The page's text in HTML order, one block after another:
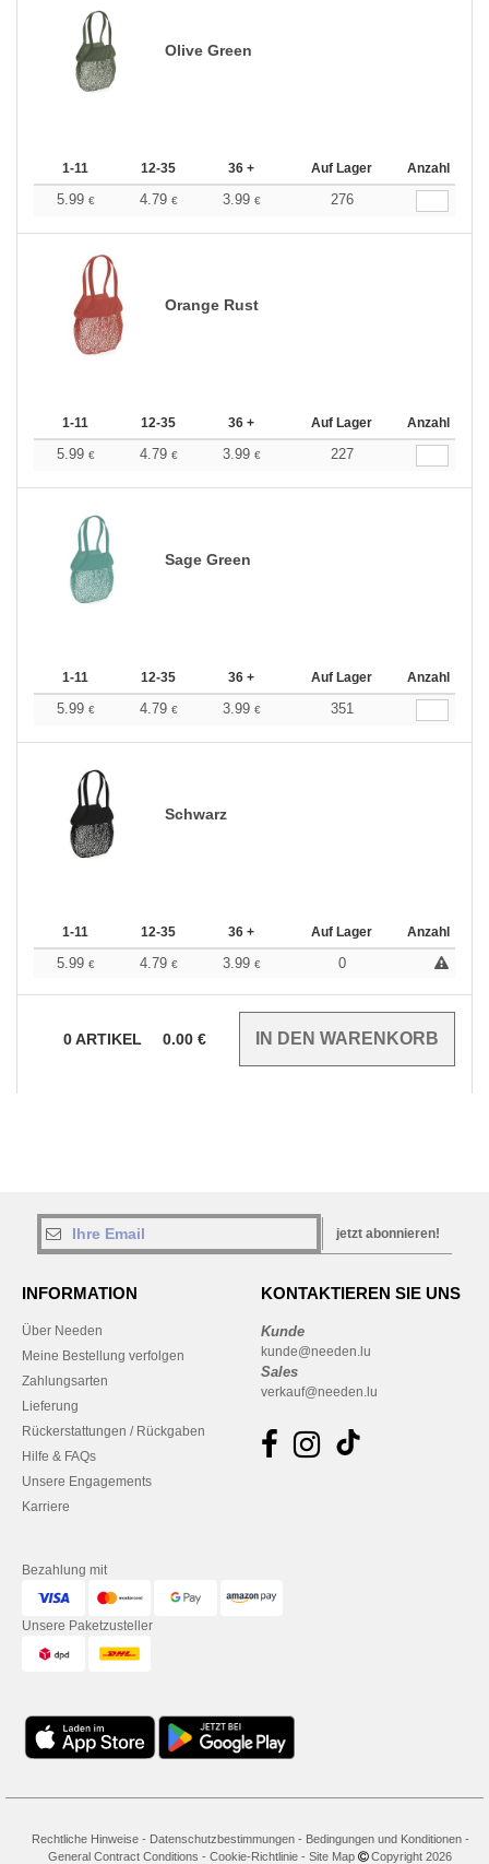
Olive Green
1-11 12-35 36 + Auf Lager Anzahl
5.99 € 4.79 € 3.99 € 276
Orange Rust
1-11 12-35 36 + Auf Lager Anzahl
5.99 € 4.79 € 3.99 € 227
Sage Green
1-11 12-35 36 + Auf Lager Anzahl
5.99 € 4.79 € 3.99 € 351
Schwarz
1-11 12-35 36 + Auf Lager Anzahl
5.99 € 4.79 € 3.99 € 0
0ARTIKEL 0.00 €
jetzt abonnieren!
INFORMATION
Über Needen
Meine Bestellung verfolgen
Zahlungsarten
Lieferung
Rückerstattungen / Rückgaben
Hilfe & FAQs
Unsere Engagements
Karriere
KONTAKTIEREN SIE UNS
Kunde
kunde@needen.lu
Sales
verkauf@needen.lu
Bezahlung mit
Unsere Paketzusteller
Rechtliche Hinweise- Datenschutzbestimmungen- Bedingungen und Konditionen-
General Contract Conditions - Cookie-Richtlinie - Site Map Copyright 2026